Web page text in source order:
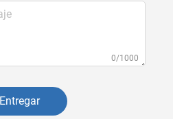
0/1000
Entregar